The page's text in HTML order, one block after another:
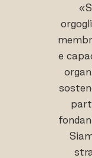
e